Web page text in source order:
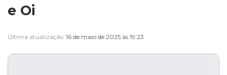
e Oi
Última atualização 16 de maio de 2025 às 19:23